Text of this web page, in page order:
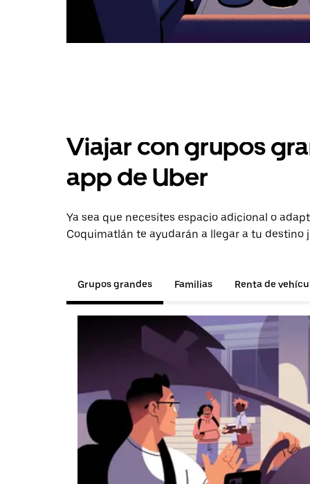
Viajar con grupos
app de Uber
Ya sea que necesites espacio adicional o
Coquimatlán te ayudarán a llegar a tu destino
Grupos grandes Familias Renta de